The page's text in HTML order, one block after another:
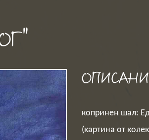
копринен шал:
(картина от